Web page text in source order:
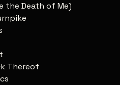
the Death of Me)
Thereof